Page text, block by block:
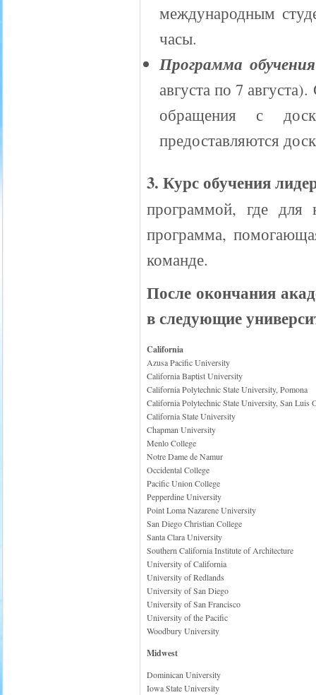
международным
часы.
Программа
августа по 7
обращения с
предоставляются
3. Курс обучения
программой, где для
программа,
команде.
После окончания
в следующие
California
Azusa Pacific University
California Baptist University
California Polytechnic State University, Pomona
California Polytechnic State University, San Luis
California State University
Chapman University
Menlo College
Notre Dame de Namur
Occidental College
Pacific Union College
Pepperdine University
Point Loma Nazarene University
San Diego Christian College
Santa Clara University
Southern California Institute of Architecture
University of California
University of Redlands
University of San Diego
University of San Francisco
University of the Pacific
Woodbury University
Midwest
Dominican University
Iowa State University